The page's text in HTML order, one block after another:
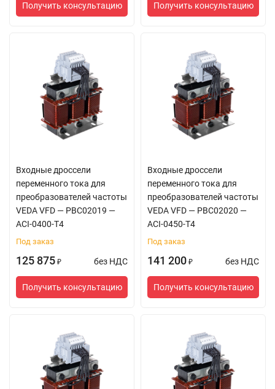
Получить консультацию Получить консультацию
Входные дроссели
переменного тока для
преобразователей частоты
VEDA VFD — PBC02019 —
ACI-0400-T4
Под заказ
125 875 ₽ без НДС
Получить консультацию
Входные дроссели
переменного тока для
преобразователей частоты
VEDA VFD — PBC02020 —
ACI-0450-T4
Под заказ
141 200 ₽ без НДС
Получить консультацию